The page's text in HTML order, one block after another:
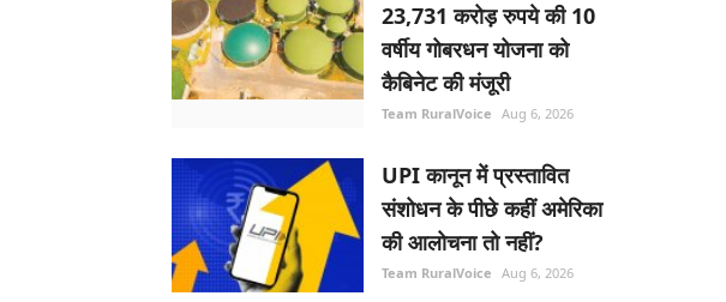
23,731 करोड़ रुपये की 10
वर्षीय गोबरधन योजना को
कैबिनेट की मंजूरी
Team RuralVoice Aug 6, 2026
UPI कानून में प्रस्तावित
संशोधन के पीछे कहीं अमेरिका
की आलोचना तो नहीं?
Team RuralVoice Aug 6, 2026